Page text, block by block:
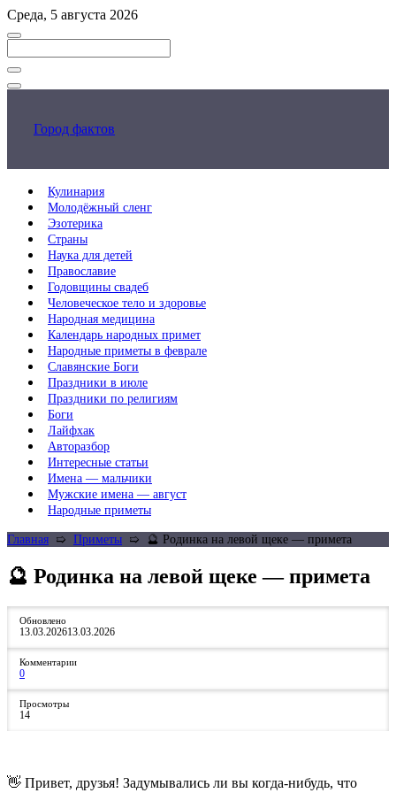
Перейти
к
контенту
Среда, 5 августа 2026
Закрыть
Город фактов
Кулинария
Молодёжный сленг
Эзотерика
Страны
Наука для детей
Православие
Годовщины свадеб
Человеческое тело и здоровье
Народная медицина
Календарь народных примет
Народные приметы в феврале
Славянские Боги
Праздники в июле
Праздники по религиям
Боги
Лайфхак
Авторазбор
Интересные статьи
Имена — мальчики
Мужские имена — август
Народные приметы
Главная ➯ Приметы ➯ 🔮 Родинка на левой щеке — примета
🔮 Родинка на левой щеке — примета
Обновлено
13.03.202613.03.2026
Комментарии
0
Просмотры
14
👋 Привет, друзья! Задумывались ли вы когда‑нибудь, что